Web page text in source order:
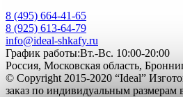
8 (495) 664-41-65
8 (925) 613-64-79
info@ideal-shkafy.ru
График работы:Вт.-Вс. 10:00-20:00
Россия, Московская область,
© Copyright 2015-2020 “Ideal”
заказ по индивидуальным размерам